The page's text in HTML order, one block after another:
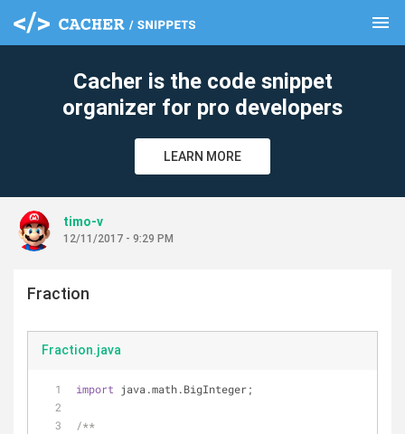
menu
Cacher is the code snippet
organizer for pro developers
LEARN MORE
timo-v
12/11/2017 - 9:29 PM
Fraction
Fraction.java
import java.math.BigInteger;
/**
clear